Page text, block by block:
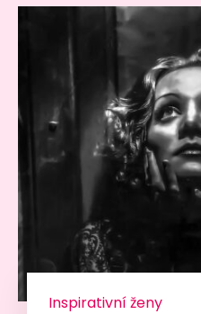
Inspirativní ženy